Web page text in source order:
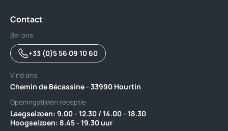
Contact
Bel ons
+33 (0)5 56 09 10 60
Vind ons
Chemin de Bécassine - 33990 Hourtin
Openingstijden receptie
Laagseizoen: 9.00 - 12.30 / 14.00 - 18.30 ‎ ‎ ‎ ‎ ‎ ‎ ‎ ‎ ‎ ‎ ‎ ‎ ‎ ‎ ‎ ‎ ‎ ‎ ‎ ‎ ‎ ‎ ‎ ‎ ‎ ‎ ‎ ‎ ‎ ‎ ‎ ‎ ‎ ‎ ‎ ‎ ‎ ‎ ‎ ‎ ‎ ‎ ‎ ‎ ‎ ‎
‎Hoogseizoen: 8.45 - 19.30 uur